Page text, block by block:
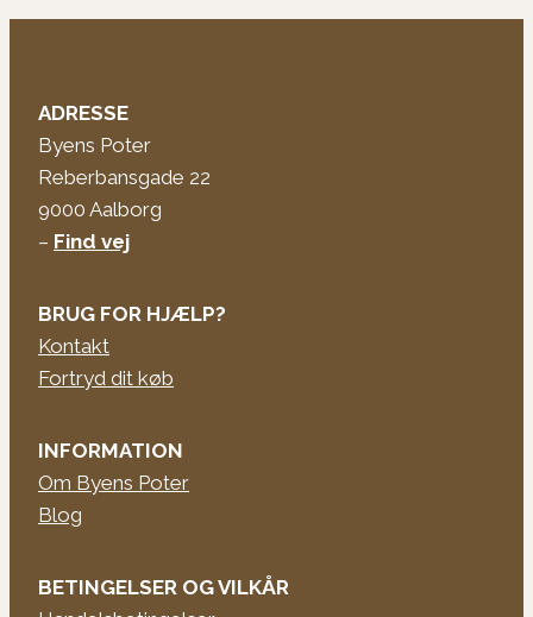
ADRESSE
Byens Poter
Reberbansgade 22
9000 Aalborg
– Find vej
BRUG FOR HJÆLP?
Kontakt
Fortryd dit køb
INFORMATION
Om Byens Poter
Blog
BETINGELSER OG VILKÅR